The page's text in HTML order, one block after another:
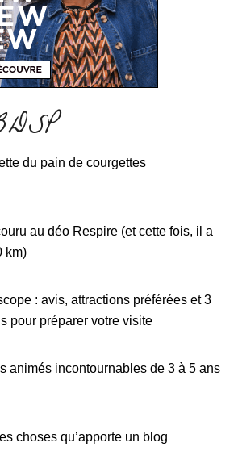
du pain de courgettes
au déo Respire (et cette fois, il a
km)
: avis, attractions préférées et 3
pour préparer votre visite
animés incontournables de 3 à 5 ans
choses qu’apporte un blog